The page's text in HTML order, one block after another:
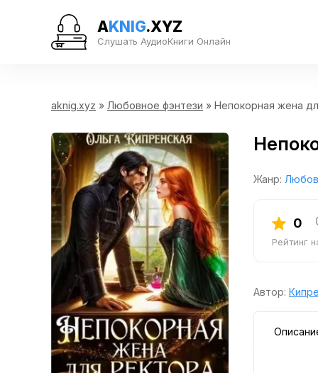
AKNIG.XYZ
Слушать АудиоКниги Онлайн
aknig.xyz » Любовное фэнтези » Непокорная жена
Жанр:
0
Рейтинг
Автор: